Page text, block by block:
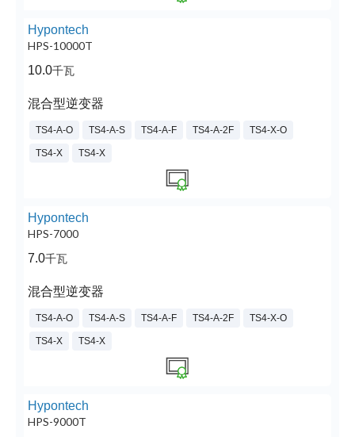
Hypontech
HPS-10000T
10.0千瓦
混合型逆变器
TS4-A-O TS4-A-S TS4-A-F TS4-A-2F TS4-X-O
TS4-X TS4-X
Hypontech
HPS-7000
7.0千瓦
混合型逆变器
TS4-A-O TS4-A-S TS4-A-F TS4-A-2F TS4-X-O
TS4-X TS4-X
Hypontech
HPS-9000T